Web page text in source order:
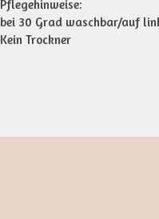
Pflegehinweise:
bei 30 Grad waschbar/auf
Kein Trockner